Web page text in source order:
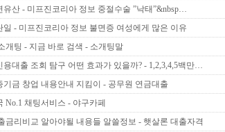
유산 - 미프진코리아 정보 중절수술 ”낙태”&nbsp…
일 - 미프진코리아 정보 불면증 여성에게 많은 이유
개팅 - 지금 바로 검색 - 소­개­팅­말
용대출 조회 탐구 어떤 효과가 있을까? - 1,2,3,4,5백만…
기금 창업 내용안내 지킴이 - 공무원 연금대출
No.1 채팅서비스 - 야­구­카­페
금리비교 알아야될 내용들 알쓸정보 - 햇살론 대출자격